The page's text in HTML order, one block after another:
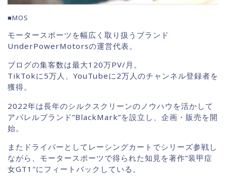
■MOS
モータースポーツを幅広く取り扱うブランド
UnderPowerMotorsの運営代表。
ブログの集客数は最大120万PV/月。
TikTokに5万人、YouTubeに2万人のチャンネル登録者を
獲得。
2022年は長年のシルクスクリーンのノウハウを活かして
アパレルブランド”BlackMark”を設立し、企画・販売を開
始。
またドライバーとしてレーシングカートでシリーズ参戦し
ながら、モータースポーツで得られた知見を著作”装甲症
女GT1″にフィートバックしている。